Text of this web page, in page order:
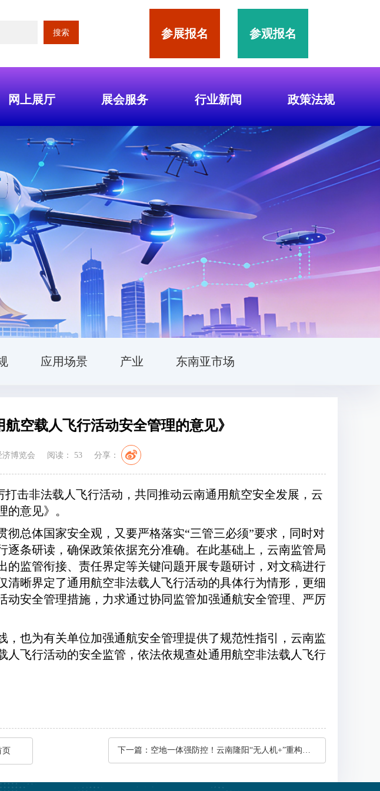
搜索 参展报名 参观报名
网上展厅 展会服务 行业新闻 政策法规
应用场景 产业 东南亚市场
空载人飞行活动安全管理的意见》
济博览会 阅读： 53 分享：
击非法载人飞行活动，共同推动云南通用航空安全发展，云
意见》。
总体国家安全观，又要严格落实“三管三必须”要求，同时对
逐条研读，确保政策依据充分准确。在此基础上，云南监管局
监管衔接、责任界定等关键问题开展专题研讨，对文稿进行
晰界定了通用航空非法载人飞行活动的具体行为情形，更细
安全管理措施，力求通过协同监管加强通航安全管理、严厉
也为有关单位加强通航安全管理提供了规范性指引，云南监
飞行活动的安全监管，依法依规查处通用航空非法载人飞行
页 下一篇： 空地一体强防控！云南隆阳“无人机+”重构智慧警务新生态